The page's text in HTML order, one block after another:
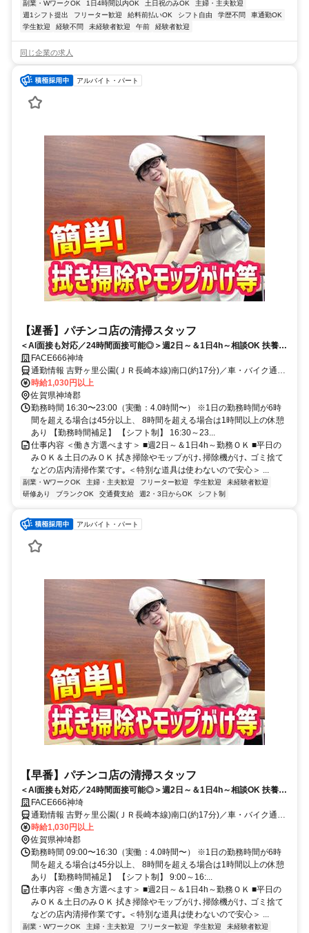
副業・WワークOK 1日4時間以内OK 土日祝のみOK
主婦・主夫歓迎
週1シフト提出
フリーター歓迎 給料前払いOK シフト自由 学歴不問
車通勤OK
学生歓迎
経験不問 未経験者歓迎 午前 経験者歓迎
同じ企業の求人
アルバイト・パート
【遅番】パチンコ店の清掃スタッフ
＜AI面接も対応／24時間面接可能◎＞週2日～＆1日4h～相談OK 扶養内
勤務･Ｗワークも歓迎◎髪色自由 ネイルＯＫ 面接時､履歴書不要
FACE666神埼
通勤情報 吉野ヶ里公園(ＪＲ長崎本線)南口(約17分)／車・バイク通勤
OK
時給1,030円以上
佐賀県神埼郡
勤務時間 16:30〜23:00（実働：4.0時間〜） ※1日の勤務時間が6時
間を超える場合は45分以上、 8時間を超える場合は1時間以上の休憩
あり 【勤務時間補足】 【シフト制】 16:30～23...
仕事内容 ＜働き方選べます＞ ■週2日～＆1日4h～勤務ＯＫ ■平日の
みＯＫ＆土日のみＯＫ 拭き掃除やモップがけ､掃除機がけ､ ゴミ捨て
などの店内清掃作業です｡ ＜特別な道具は使わないので安心＞ ...
副業・WワークOK 主婦・主夫歓迎 フリーター歓迎 学生歓迎
未経験者歓迎
研修あり
ブランクOK 交通費支給 週2・3日からOK シフト制
アルバイト・パート
【早番】パチンコ店の清掃スタッフ
＜AI面接も対応／24時間面接可能◎＞週2日～＆1日4h～相談OK 扶養内
勤務･Ｗワークも歓迎◎髪色自由 ネイルＯＫ 面接時､履歴書不要
FACE666神埼
通勤情報 吉野ヶ里公園(ＪＲ長崎本線)南口(約17分)／車・バイク通勤
OK
時給1,030円以上
佐賀県神埼郡
勤務時間 09:00〜16:30（実働：4.0時間〜） ※1日の勤務時間が6時
間を超える場合は45分以上、 8時間を超える場合は1時間以上の休憩
あり 【勤務時間補足】 【シフト制】 9:00～16:...
仕事内容 ＜働き方選べます＞ ■週2日～＆1日4h～勤務ＯＫ ■平日の
みＯＫ＆土日のみＯＫ 拭き掃除やモップがけ､掃除機がけ､ ゴミ捨て
などの店内清掃作業です｡ ＜特別な道具は使わないので安心＞ ...
副業・WワークOK 主婦・主夫歓迎 フリーター歓迎 学生歓迎
未経験者歓迎